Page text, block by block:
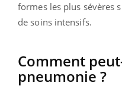
formes les plus sévères
de soins intensifs.
Comment
pneumonie ?